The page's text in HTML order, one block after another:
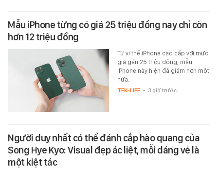
Mẫu iPhone từng có giá 25 triệu đồng nay chỉ còn
hơn 12 triệu đồng
Từ vị thế iPhone cao cấp với mức
giá gần 25 triệu đồng, mẫu
iPhone này hiện đã giảm hơn một
nửa.
TEK-LIFE - 3 giờ trước
Người duy nhất có thể đánh cắp hào quang của
Song Hye Kyo: Visual đẹp ác liệt, mỗi dáng vẻ là
một kiệt tác